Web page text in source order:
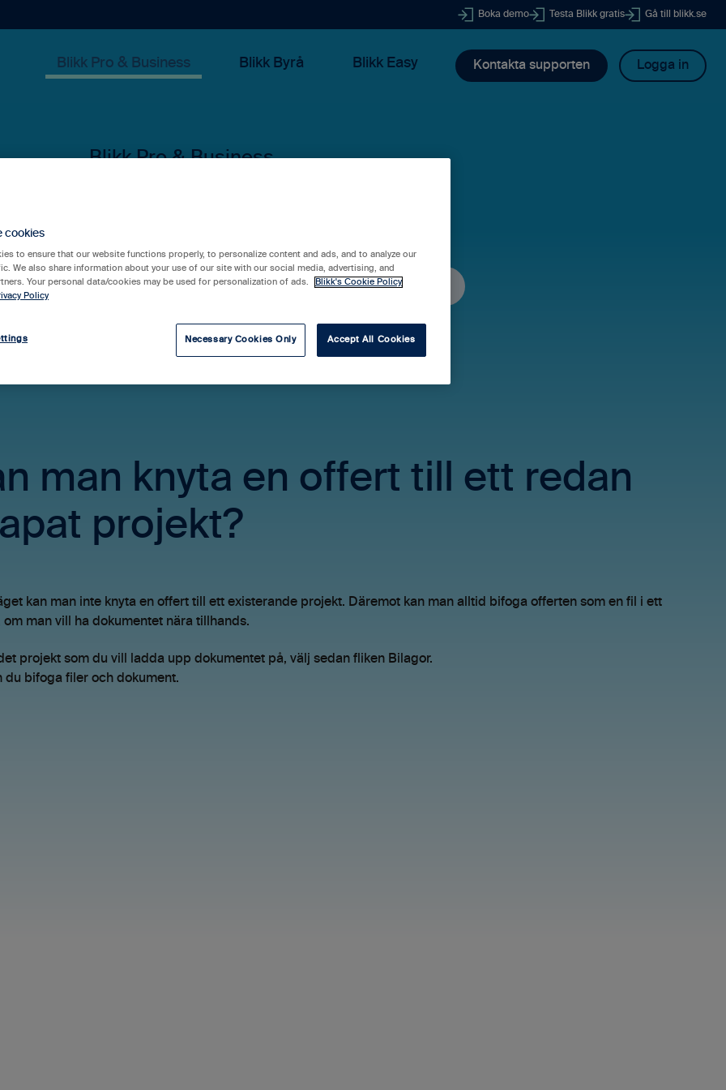
Boka demo Testa Blikk gratis Gå till blikk.se
Blikk Pro & Business Blikk Byrå Blikk Easy Kontakta supporten Logga in
kan vi hjälpa dig?
man knyta en offert till ett redan
projekt?
kan man inte knyta en offert till ett existerande projekt. Däremot kan man alltid bifoga offerten som en fil i ett
om man vill ha dokumentet nära tillhands.
projekt som du vill ladda upp dokumentet på, välj sedan fliken Bilagor.
du bifoga filer och dokument.
cookies
to ensure that our website functions properly, to personalize content and ads, and to analyze our
We also share information about your use of our site with our social media, advertising, and
Your personal data/cookies may be used for personalization of ads.
Blikk's Cookie Policy
Policy
Necessary Cookies Only Accept All Cookies